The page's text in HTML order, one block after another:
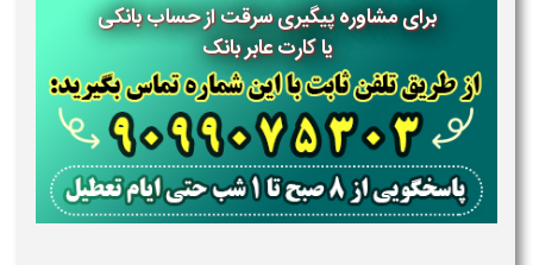
برای مشاورهپیگیری سرقت از حساب بانکی
یاکارت عابر بانک